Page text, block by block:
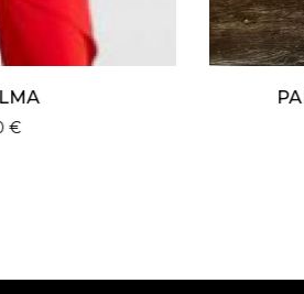
PANTALON ALMA ROUGE